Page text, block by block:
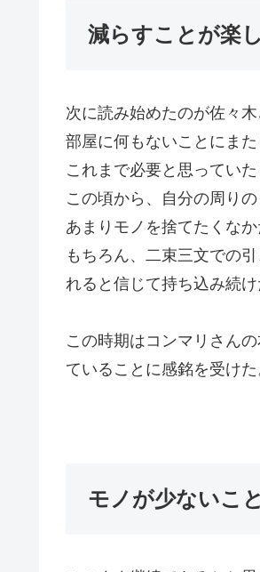
減らすことが楽
次に読み始めたのが佐々木
部屋に何もないことにまた
これまで必要と思ってい
この頃から、自分の周り
あまりモノを捨てたくな
もちろん、二束三文での
れると信じて持ち込み続け
この時期はコンマリさん
ていることに感銘を受けた
モノが少ないこ